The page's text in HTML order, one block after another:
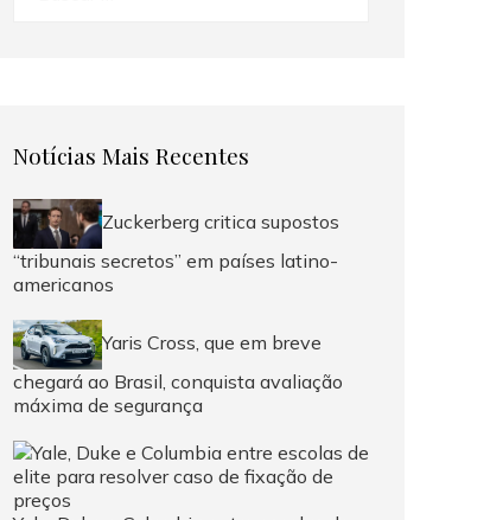
Notícias Mais Recentes
Zuckerberg critica supostos
“tribunais secretos” em países latino-
americanos
Yaris Cross, que em breve
chegará ao Brasil, conquista avaliação
máxima de segurança